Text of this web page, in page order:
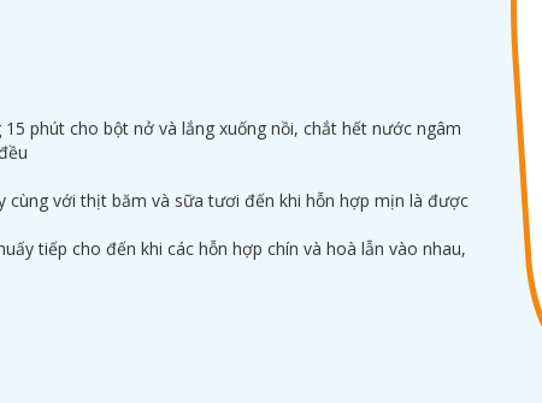
phút cho bột nở và lắng xuống nồi, chắt hết nước ngâm
cùng với thịt băm và sữa tươi đến khi hỗn hợp mịn là được
tiếp cho đến khi các hỗn hợp chín và hoà lẫn vào nhau,